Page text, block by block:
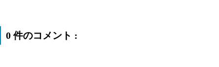
0 件のコメント :